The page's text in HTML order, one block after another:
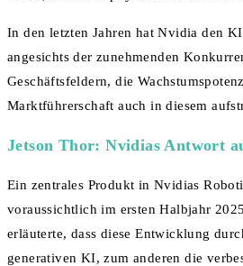
In den letzten Jahren hat Nvidia den
angesichts der zunehmenden
Geschäftsfeldern, die
Marktführerschaft auch in diesem
Jetson Thor: Nvidias Antwort
Ein zentrales Produkt in Nvidias
voraussichtlich im ersten Halbjahr
erläuterte, dass diese Entwicklung
generativen KI, zum anderen die